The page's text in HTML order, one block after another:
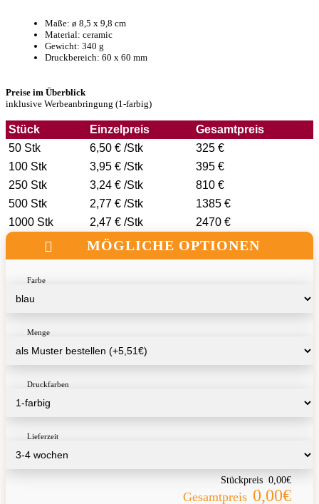
Maße: ø 8,5 x 9,8 cm
Material: ceramic
Gewicht: 340 g
Druckbereich: 60 x 60 mm
Preise im Überblick
inklusive Werbeanbringung (1-farbig)
Stück Einzelpreis
Gesamtpreis
50 Stk
6,50 € /Stk
325 €
100 Stk
3,95 € /Stk
395 €
250 Stk
3,24 € /Stk
810 €
500 Stk
2,77 € /Stk
1385 €
1000 Stk
2,47 € /Stk 2470 €
MÖGLICHE OPTIONEN
Farbe
Menge
Druckfarben
Lieferzeit
Stückpreis 0,00€
Gesamtpreis 0,00€